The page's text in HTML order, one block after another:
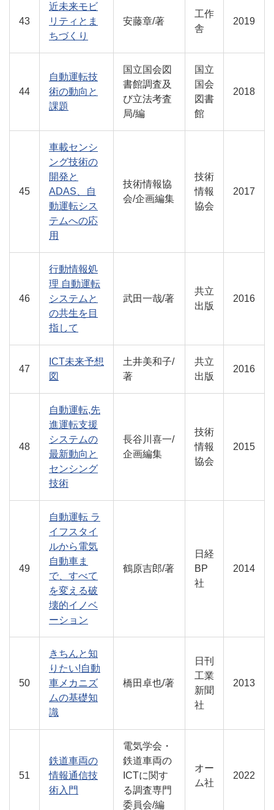
43
近未来モビ
リティとま
ちづくり
安藤章/著
工作
舎
2019
44
自動運転技
術の動向と
課題
国立国会図
書館調査及
び立法考査
局/編
国立
国会
図書
館
2018
45
車載センシ
ング技術の
開発と
ADAS、自
動運転シス
テムへの応
用
技術情報協
会/企画編集
技術
情報
協会
2017
46
行動情報処
理 自動運転
システムと
の共生を目
指して
武田一哉/著
共立
出版
2016
47
ICT未来予想
図
土井美和子/
著
共立
出版
2016
48
自動運転,先
進運転支援
システムの
最新動向と
センシング
技術
長谷川喜一/
企画編集
技術
情報
協会
2015
49
自動運転 ラ
イフスタイ
ルから電気
自動車ま
で、すべて
を変える破
壊的イノベ
ーション
鶴原吉郎/著
日経
BP
社
2014
50
きちんと知
りたい!自動
車メカニズ
ムの基礎知
識
橋田卓也/著
日刊
工業
新聞
社
2013
51
鉄道車両の
情報通信技
術入門
電気学会・
鉄道車両の
ICTに関す
る調査専門
委員会/編
オー
ム社
2022